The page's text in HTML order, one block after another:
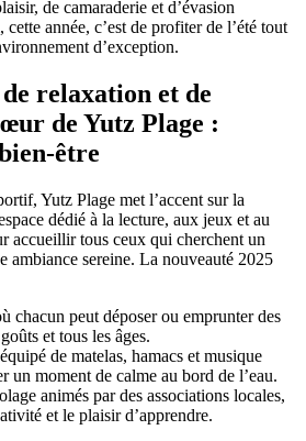
de camaraderie et d’évasion
année, c’est de profiter de l’été tout
d’exception.
relaxation et de
de Yutz Plage :
être
Yutz Plage met l’accent sur la
dédié à la lecture, aux jeux et au
accueillir tous ceux qui cherchent un
ambiance sereine. La nouveauté 2025
chacun peut déposer ou emprunter des
et tous les âges.
de matelas, hamacs et musique
un moment de calme au bord de l’eau.
animés par des associations locales,
et le plaisir d’apprendre.